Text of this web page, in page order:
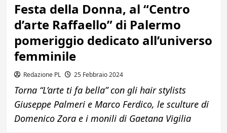
Festa della Donna, al “Centro
d’arte Raffaello” di Palermo
pomeriggio dedicato all’universo
femminile
Redazione PL 25 Febbraio 2024
Torna “L’arte ti fa bella” con gli hair stylists
Giuseppe Palmeri e Marco Ferdico, le sculture di
Domenico Zora e i monili di Gaetana Vigilia